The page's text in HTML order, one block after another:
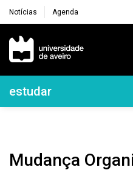
Notícias Agenda
Navegação
Navegação Lateral
estudar
Mudança Organizacional e